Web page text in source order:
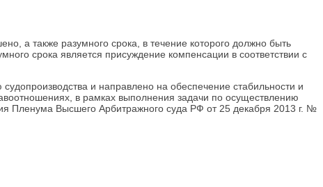
а также разумного срока, в течение которого должно быть
срока является присуждение компенсации в соответствии с
и направлено на обеспечение стабильности и
в рамках выполнения задачи по осуществлению
Пленума Высшего Арбитражного суда РФ от 25 декабря 2013 г. №